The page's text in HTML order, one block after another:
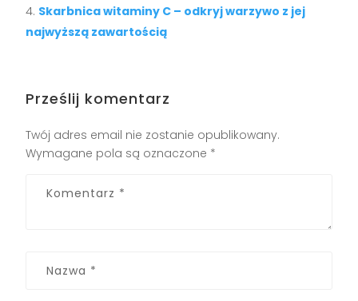
Skarbnica witaminy C – odkryj warzywo z jej
najwyższą zawartością
Prześlij komentarz
Twój adres email nie zostanie opublikowany.
Wymagane pola są oznaczone *